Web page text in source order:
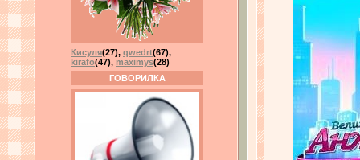
Кисуля(27), qwedrt(67),
kirafo(47), maximys(28)
ГОВОРИЛКА